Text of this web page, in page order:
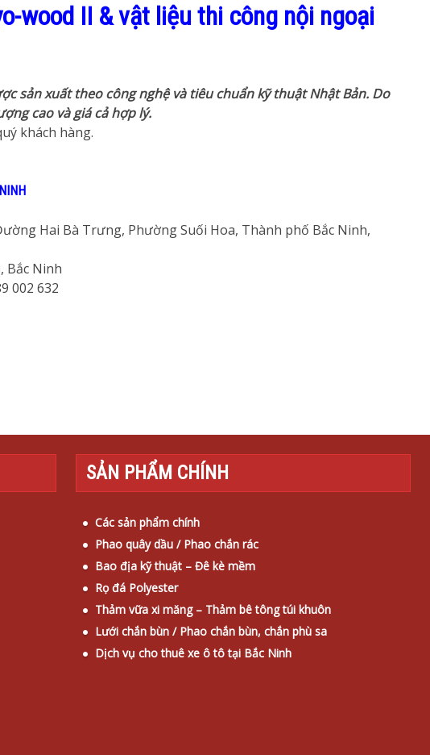
wood II & vật liệu thi công nội ngoại
sản xuất theo công nghệ và tiêu chuẩn kỹ thuật Nhật Bản. Do
cao và giá cả hợp lý.
khách hàng.
Hai Bà Trưng, Phường Suối Hoa, Thành phố Bắc Ninh,
Bắc Ninh
002 632
SẢN PHẨM CHÍNH
Các sản phẩm chính
Phao quây dầu / Phao chắn rác
Bao địa kỹ thuật – Đê kè mềm
Rọ đá Polyester
Thảm vữa xi măng – Thảm bê tông túi khuôn
Lưới chắn bùn / Phao chắn bùn, chắn phù sa
Dịch vụ cho thuê xe ô tô tại Bắc Ninh